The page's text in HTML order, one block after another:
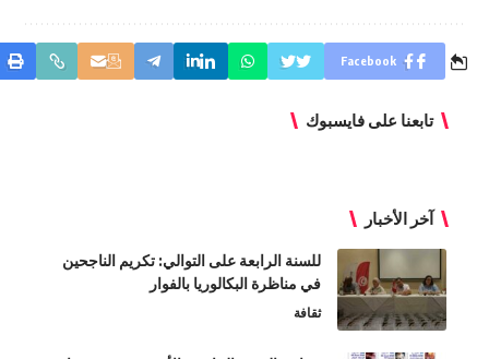
Facebook
تابعنا على فايسبوك
آخر الأخبار
للسنة الرابعة على التوالي: تكريم الناجحين
في مناظرة البكالوريا بالفوار
ثقافة